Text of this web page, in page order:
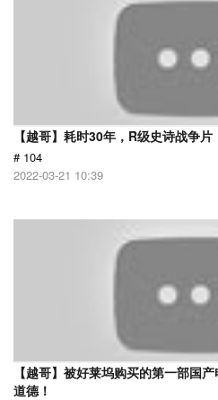
【越哥】耗时30年，R级史诗战争
# 104
2022-03-21 10:39
【越哥】被好莱坞购买的第一部国
道德！